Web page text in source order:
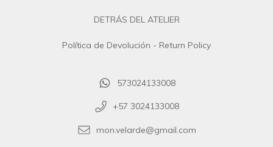
DETRÁS DEL ATELIER
Política de Devolución - Return Policy
573024133008
+57 3024133008
mon.velarde@gmail.com